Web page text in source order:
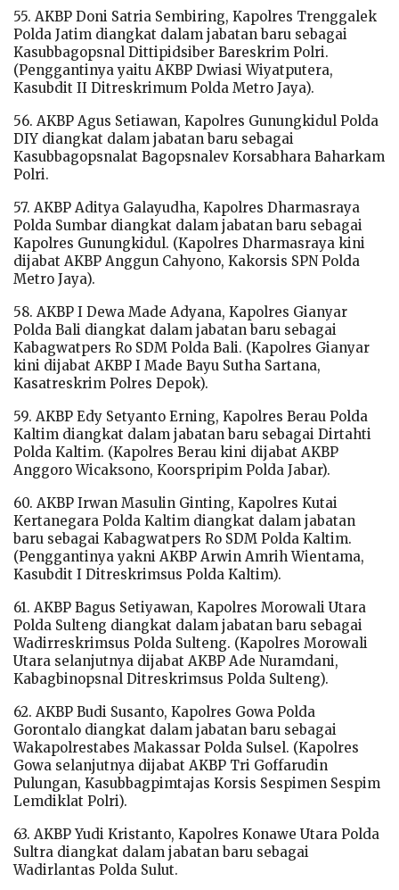
55. AKBP Doni Satria Sembiring, Kapolres Trenggalek
Polda Jatim diangkat dalam jabatan baru sebagai
Kasubbagopsnal Dittipidsiber Bareskrim Polri.
(Penggantinya yaitu AKBP Dwiasi Wiyatputera,
Kasubdit II Ditreskrimum Polda Metro Jaya).
56. AKBP Agus Setiawan, Kapolres Gunungkidul Polda
DIY diangkat dalam jabatan baru sebagai
Kasubbagopsnalat Bagopsnalev Korsabhara Baharkam
Polri.
57. AKBP Aditya Galayudha, Kapolres Dharmasraya
Polda Sumbar diangkat dalam jabatan baru sebagai
Kapolres Gunungkidul. (Kapolres Dharmasraya kini
dijabat AKBP Anggun Cahyono, Kakorsis SPN Polda
Metro Jaya).
58. AKBP I Dewa Made Adyana, Kapolres Gianyar
Polda Bali diangkat dalam jabatan baru sebagai
Kabagwatpers Ro SDM Polda Bali. (Kapolres Gianyar
kini dijabat AKBP I Made Bayu Sutha Sartana,
Kasatreskrim Polres Depok).
59. AKBP Edy Setyanto Erning, Kapolres Berau Polda
Kaltim diangkat dalam jabatan baru sebagai Dirtahti
Polda Kaltim. (Kapolres Berau kini dijabat AKBP
Anggoro Wicaksono, Koorspripim Polda Jabar).
60. AKBP Irwan Masulin Ginting, Kapolres Kutai
Kertanegara Polda Kaltim diangkat dalam jabatan
baru sebagai Kabagwatpers Ro SDM Polda Kaltim.
(Penggantinya yakni AKBP Arwin Amrih Wientama,
Kasubdit I Ditreskrimsus Polda Kaltim).
61. AKBP Bagus Setiyawan, Kapolres Morowali Utara
Polda Sulteng diangkat dalam jabatan baru sebagai
Wadirreskrimsus Polda Sulteng. (Kapolres Morowali
Utara selanjutnya dijabat AKBP Ade Nuramdani,
Kabagbinopsnal Ditreskrimsus Polda Sulteng).
62. AKBP Budi Susanto, Kapolres Gowa Polda
Gorontalo diangkat dalam jabatan baru sebagai
Wakapolrestabes Makassar Polda Sulsel. (Kapolres
Gowa selanjutnya dijabat AKBP Tri Goffarudin
Pulungan, Kasubbagpimtajas Korsis Sespimen Sespim
Lemdiklat Polri).
63. AKBP Yudi Kristanto, Kapolres Konawe Utara Polda
Sultra diangkat dalam jabatan baru sebagai
Wadirlantas Polda Sulut.